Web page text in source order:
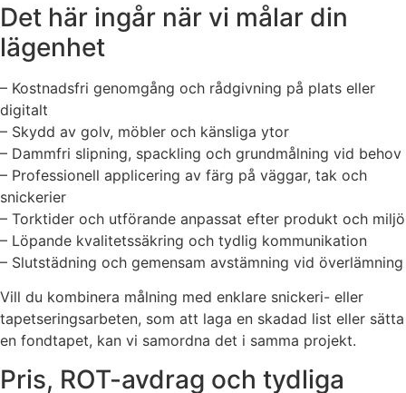
Det här ingår när vi målar din
lägenhet
– Kostnadsfri genomgång och rådgivning på plats eller
digitalt
– Skydd av golv, möbler och känsliga ytor
– Dammfri slipning, spackling och grundmålning vid behov
– Professionell applicering av färg på väggar, tak och
snickerier
– Torktider och utförande anpassat efter produkt och miljö
– Löpande kvalitetssäkring och tydlig kommunikation
– Slutstädning och gemensam avstämning vid överlämning
Vill du kombinera målning med enklare snickeri- eller
tapetseringsarbeten, som att laga en skadad list eller sätta
en fondtapet, kan vi samordna det i samma projekt.
Pris, ROT-avdrag och tydliga